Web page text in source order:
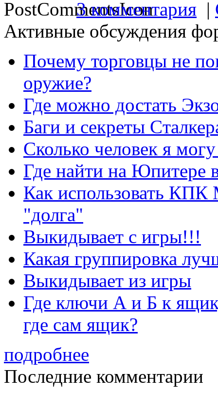
3 комментария |
Активные обсуждения
Почему торговцы не
оружие?
Где можно достать
Баги и секреты
Сколько человек я
Где найти на Юпитере
Как использовать
"долга"
Выкидывает с игры!!!
Какая группировка
Выкидывает из игры
Где ключи А и Б к
где сам ящик?
подробнее
Последние комментарии